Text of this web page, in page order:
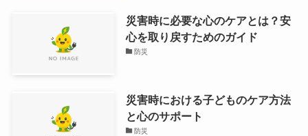
災害時に必要な心のケアとは？安
心を取り戻すためのガイド
防災
災害時における子どものケア方法
と心のサポート
防災